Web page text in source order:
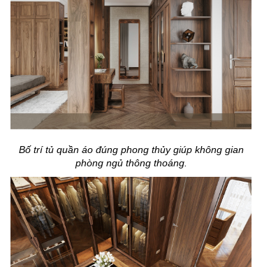
Bố trí tủ quần áo đúng phong thủy giúp không gian
phòng ngủ thông thoáng.